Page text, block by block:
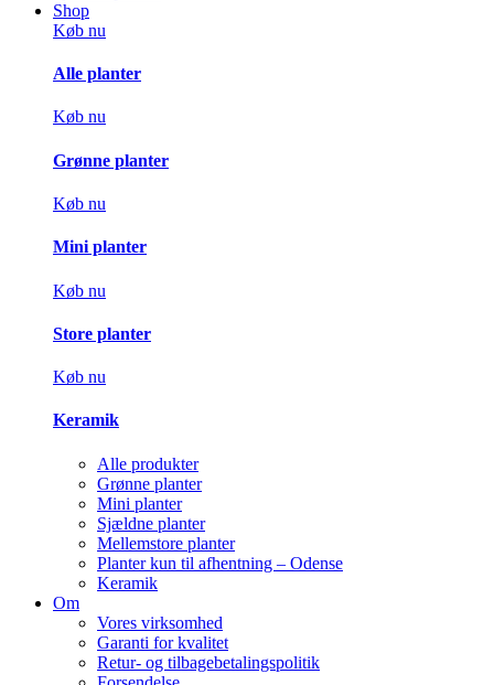
Shop
Køb nu
Alle planter
Køb nu
Grønne planter
Køb nu
Mini planter
Køb nu
Store planter
Køb nu
Keramik
Alle produkter
Grønne planter
Mini planter
Sjældne planter
Mellemstore planter
Planter kun til afhentning – Odense
Keramik
Om
Vores virksomhed
Garanti for kvalitet
Retur- og tilbagebetalingspolitik